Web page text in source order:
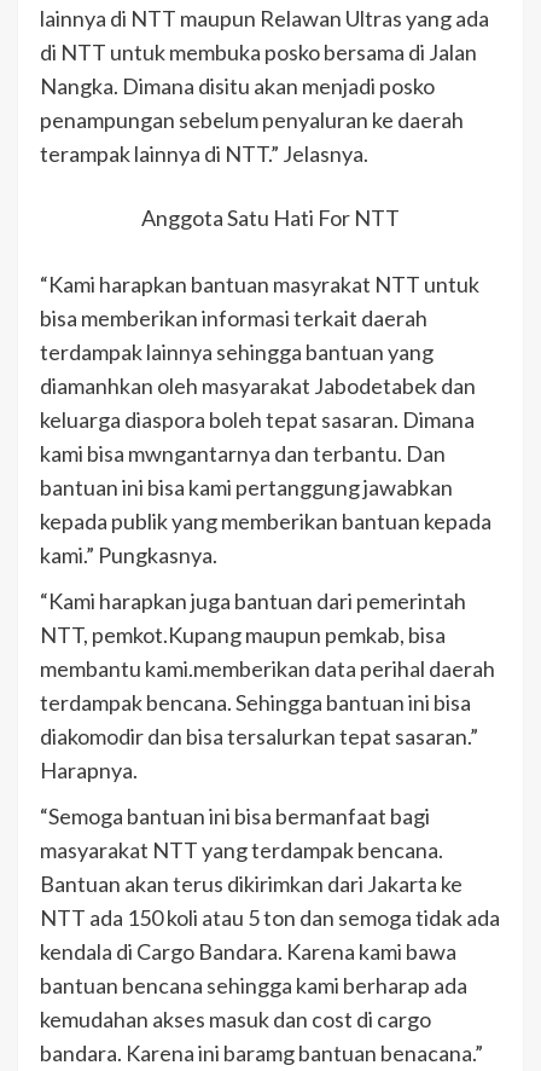
lainnya di NTT maupun Relawan Ultras yang ada
di NTT untuk membuka posko bersama di Jalan
Nangka. Dimana disitu akan menjadi posko
penampungan sebelum penyaluran ke daerah
terampak lainnya di NTT.” Jelasnya.
Anggota Satu Hati For NTT
“Kami harapkan bantuan masyrakat NTT untuk
bisa memberikan informasi terkait daerah
terdampak lainnya sehingga bantuan yang
diamanhkan oleh masyarakat Jabodetabek dan
keluarga diaspora boleh tepat sasaran. Dimana
kami bisa mwngantarnya dan terbantu. Dan
bantuan ini bisa kami pertanggung jawabkan
kepada publik yang memberikan bantuan kepada
kami.” Pungkasnya.
“Kami harapkan juga bantuan dari pemerintah
NTT, pemkot.Kupang maupun pemkab, bisa
membantu kami.memberikan data perihal daerah
terdampak bencana. Sehingga bantuan ini bisa
diakomodir dan bisa tersalurkan tepat sasaran.”
Harapnya.
“Semoga bantuan ini bisa bermanfaat bagi
masyarakat NTT yang terdampak bencana.
Bantuan akan terus dikirimkan dari Jakarta ke
NTT ada 150 koli atau 5 ton dan semoga tidak ada
kendala di Cargo Bandara. Karena kami bawa
bantuan bencana sehingga kami berharap ada
kemudahan akses masuk dan cost di cargo
bandara. Karena ini baramg bantuan benacana.”